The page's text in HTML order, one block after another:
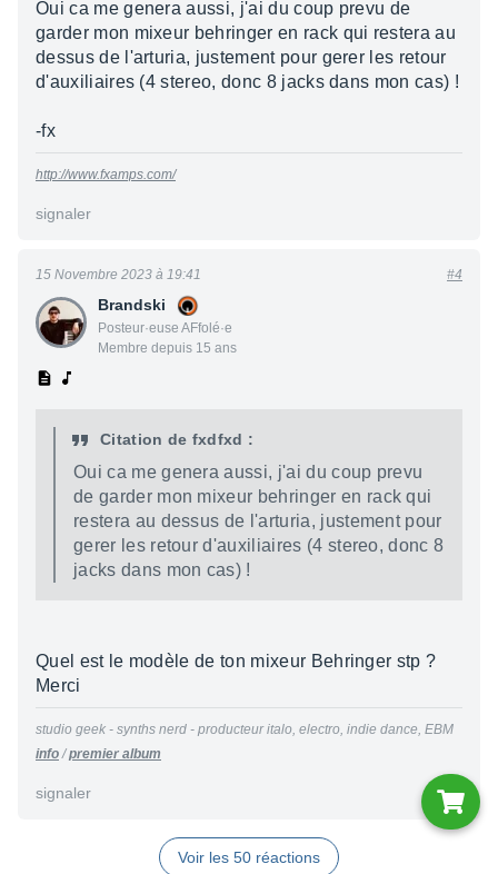
Oui ca me genera aussi, j'ai du coup prevu de
garder mon mixeur behringer en rack qui restera au
dessus de l'arturia, justement pour gerer les retour
d'auxiliaires (4 stereo, donc 8 jacks dans mon cas) !
-fx
http://www.fxamps.com/
signaler
Brandski
Posteur·euse AFfolé·e
Membre depuis 15 ans
15 Novembre 2023 à 19:41 #4
Citation de fxdfxd :
Oui ca me genera aussi, j'ai du coup prevu
de garder mon mixeur behringer en rack qui
restera au dessus de l'arturia, justement pour
gerer les retour d'auxiliaires (4 stereo, donc 8
jacks dans mon cas) !
Quel est le modèle de ton mixeur Behringer stp ?
Merci
studio geek - synths nerd - producteur italo, electro, indie dance, EBM
info/premier album
signaler
Voir les 50 réactions